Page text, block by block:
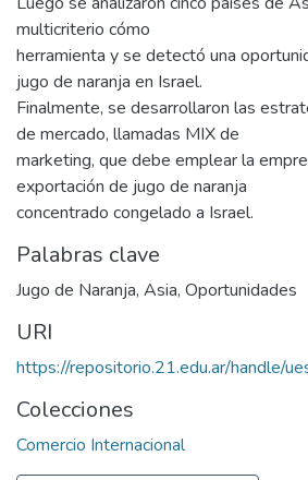
multicriterio cómo
herramienta y se detectó una
jugo de naranja en Israel.
Finalmente, se desarrollaron las
de mercado, llamadas MIX de
marketing, que debe emplear la
exportación de jugo de naranja
concentrado congelado a Israel.
Palabras clave
Jugo de Naranja, Asia, Oportunidades
URI
https://repositorio.21.edu.ar/handle/
Colecciones
Comercio Internacional